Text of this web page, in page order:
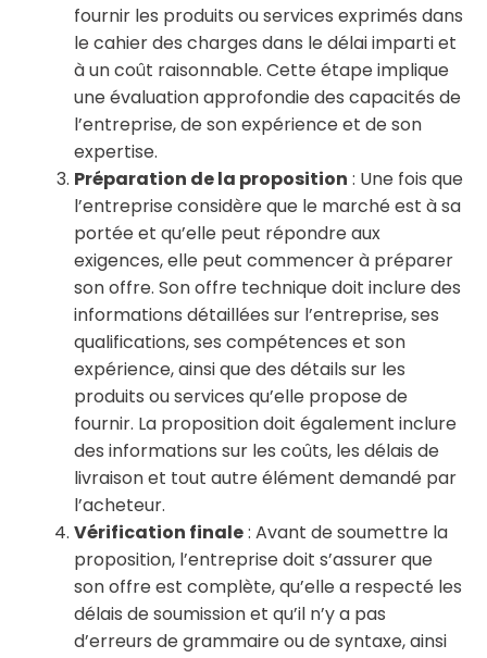
fournir les produits ou services exprimés dans
le cahier des charges dans le délai imparti et
à un coût raisonnable. Cette étape implique
une évaluation approfondie des capacités de
l’entreprise, de son expérience et de son
expertise.
Préparation de la proposition : Une fois que
l’entreprise considère que le marché est à sa
portée et qu’elle peut répondre aux
exigences, elle peut commencer à préparer
son offre. Son offre technique doit inclure des
informations détaillées sur l’entreprise, ses
qualifications, ses compétences et son
expérience, ainsi que des détails sur les
produits ou services qu’elle propose de
fournir. La proposition doit également inclure
des informations sur les coûts, les délais de
livraison et tout autre élément demandé par
l’acheteur.
Vérification finale: Avant de soumettre la
proposition, l’entreprise doit s’assurer que
son offre est complète, qu’elle a respecté les
délais de soumission et qu’il n’y a pas
d’erreurs de grammaire ou de syntaxe, ainsi